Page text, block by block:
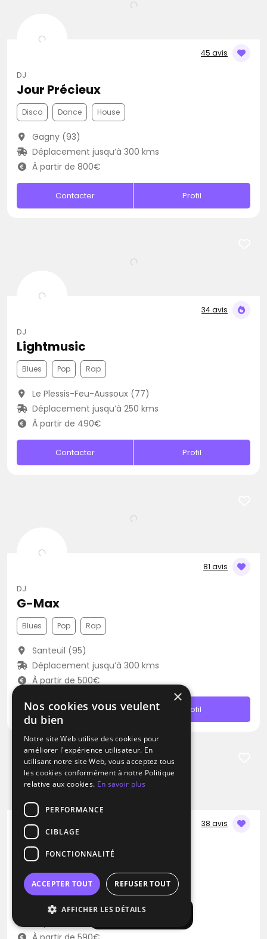
Afficher la carte
45 avis
DJ
Jour Précieux
Disco Dance House
Gagny (93)
Déplacement jusqu’à 300 kms
À partir de 800€
Contacter Profil
34 avis
DJ
Lightmusic
Blues Pop Rap
Le Plessis-Feu-Aussoux (77)
Déplacement jusqu’à 250 kms
À partir de 490€
Contacter Profil
81 avis
DJ
G-Max
Blues Pop Rap
Santeuil (95)
Déplacement jusqu’à 300 kms
À partir de 500€
Contacter Profil
38 avis
DJ
Quatre Cent Quarante
Blues Métal Pop
Louvres (95)
×
Nos cookies vous veulent
du bien
Notre site Web utilise des cookies pour
améliorer l'expérience utilisateur. En
utilisant notre site Web, vous acceptez tous
les cookies conformément à notre Politique
relative aux cookies. En savoir plus
PERFORMANCE
CIBLAGE
FONCTIONNALITÉ
ACCEPTER TOUT REFUSER TOUT
AFFICHER LES DÉTAILS